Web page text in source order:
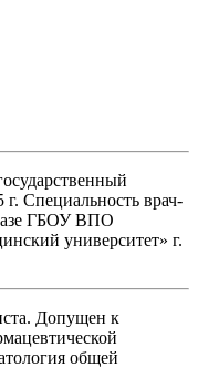
Специальность врач-
ГБОУ ВПО
университет» г.
Допущен к
общей